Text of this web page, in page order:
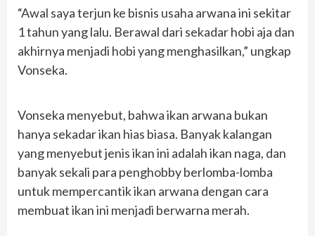
“Awal saya terjun ke bisnis usaha arwana ini sekitar
1 tahun yang lalu. Berawal dari sekadar hobi aja dan
akhirnya menjadi hobi yang menghasilkan,” ungkap
Vonseka.
Vonseka menyebut, bahwa ikan arwana bukan
hanya sekadar ikan hias biasa. Banyak kalangan
yang menyebut jenis ikan ini adalah ikan naga, dan
banyak sekali para penghobby berlomba-lomba
untuk mempercantik ikan arwana dengan cara
membuat ikan ini menjadi berwarna merah.